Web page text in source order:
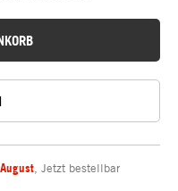
Jetzt bestellbar